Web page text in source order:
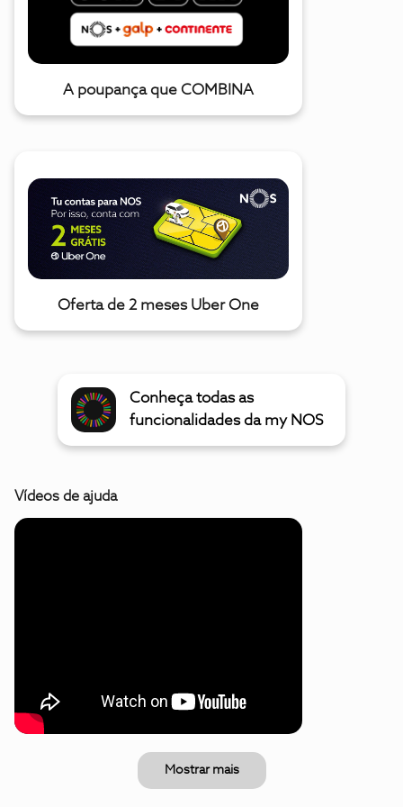
A poupança que COMBINA
Oferta de 2 meses Uber One
Conheça todas as
funcionalidades da my NOS
Vídeos de ajuda
Mostrar mais